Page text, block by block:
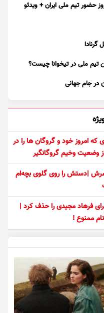
حضور تیم ملی ایران + ویدئو
گرنادا
ملی در تیخوانا چیست؟
در جام جهانی
که امروز خود و گروگان ها را در
وضعیت وخیم گروگانگیر
|دستش را روی گلوی بچه‌ام
فرهاد مجیدی را حذف کرد |
ممنوع !